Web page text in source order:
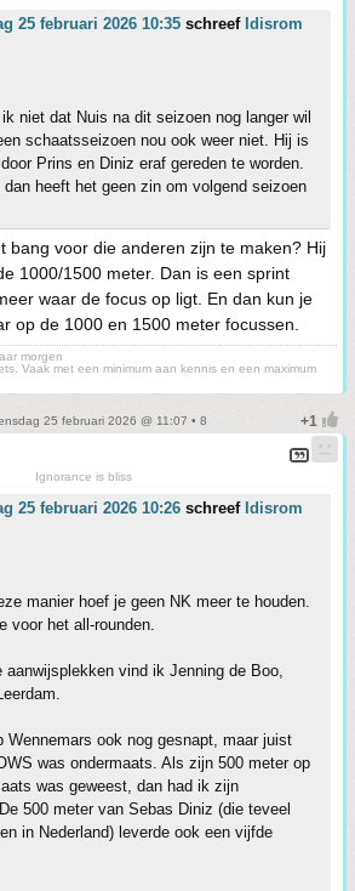
25 februari 2026 10:35 schreef Idisrom
niet dat Nuis na dit seizoen nog langer wil
schaatsseizoen nou ook weer niet. Hij is
Prins en Diniz eraf gereden te worden.
heeft het geen zin om volgend seizoen
bang voor die anderen zijn te maken? Hij
1000/1500 meter. Dan is een sprint
waar de focus op ligt. En dan kun je
op de 1000 en 1500 meter focussen.
morgen
Vaak met een minimum aan kennis en een maximum
25 februari 2026 @ 11:07 • 8
Ignorance is bliss
25 februari 2026 10:26 schreef Idisrom
manier hoef je geen NK meer te houden.
voor het all-rounden.
aanwijsplekken vind ik Jenning de Boo,
Wennemars ook nog gesnapt, maar juist
was ondermaats. Als zijn 500 meter op
was geweest, dan had ik zijn
500 meter van Sebas Diniz (die teveel
in Nederland) leverde ook een vijfde